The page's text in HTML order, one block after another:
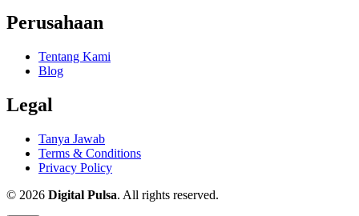
Perusahaan
Tentang Kami
Blog
Legal
Tanya Jawab
Terms & Conditions
Privacy Policy
© 2026 Digital Pulsa. All rights reserved.